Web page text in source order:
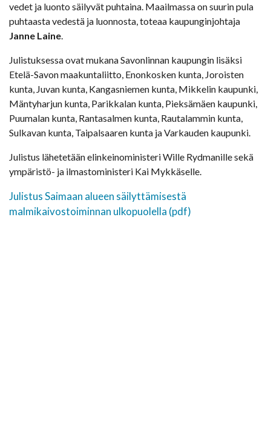
vedet ja luonto säilyvät puhtaina. Maailmassa on suurin pula
puhtaasta vedestä ja luonnosta, toteaa kaupunginjohtaja
Janne Laine.
Julistuksessa ovat mukana Savonlinnan kaupungin lisäksi
Etelä-Savon maakuntaliitto, Enonkosken kunta, Joroisten
kunta, Juvan kunta, Kangasniemen kunta, Mikkelin kaupunki,
Mäntyharjun kunta, Parikkalan kunta, Pieksämäen kaupunki,
Puumalan kunta, Rantasalmen kunta, Rautalammin kunta,
Sulkavan kunta, Taipalsaaren kunta ja Varkauden kaupunki.
Julistus lähetetään elinkeinoministeri Wille Rydmanille sekä
ympäristö- ja ilmastoministeri Kai Mykkäselle.
Julistus Saimaan alueen säilyttämisestä
malmikaivostoiminnan ulkopuolella (pdf)